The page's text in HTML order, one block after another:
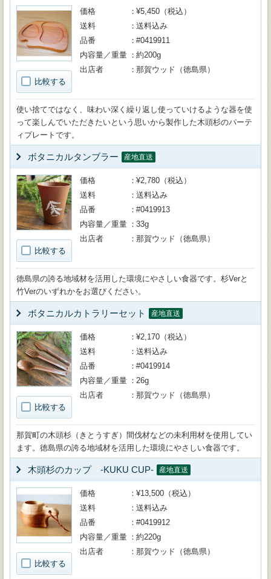
比較する
価格
¥5,450（税込）
送料
送料込み
品番
#0419911
内容量／重量
約200g
出店者
那賀ウッド（徳島県）
使い捨てではなく、味わい深く繰り返し使っていけるような器を使
って楽しんでいただきたいという思いから製作した木頭杉のパーテ
ィプレートです。
ボタニカルタンブラー 産地直送
比較する
価格
¥2,780（税込）
送料
送料込み
品番
#0419913
内容量／重量
33g
出店者
那賀ウッド（徳島県）
徳島県の誇る地域材を活用した環境にやさしい食器です。杉Verと
竹Verのいずれかをお選びください。
ボタニカルカトラリーセット 産地直送
比較する
価格
¥2,170（税込）
送料
送料込み
品番
#0419914
内容量／重量
26g
出店者
那賀ウッド（徳島県）
那賀町の木頭杉（きとうすぎ）間伐材などの未利用材を使用してい
ます。徳島県の誇る地域材を活用した環境にやさしい食器です。
木頭杉のカップ -KUKU CUP- 産地直送
比較する
価格
¥13,500（税込）
送料
送料込み
品番
#0419912
内容量／重量
約220g
出店者
那賀ウッド（徳島県）